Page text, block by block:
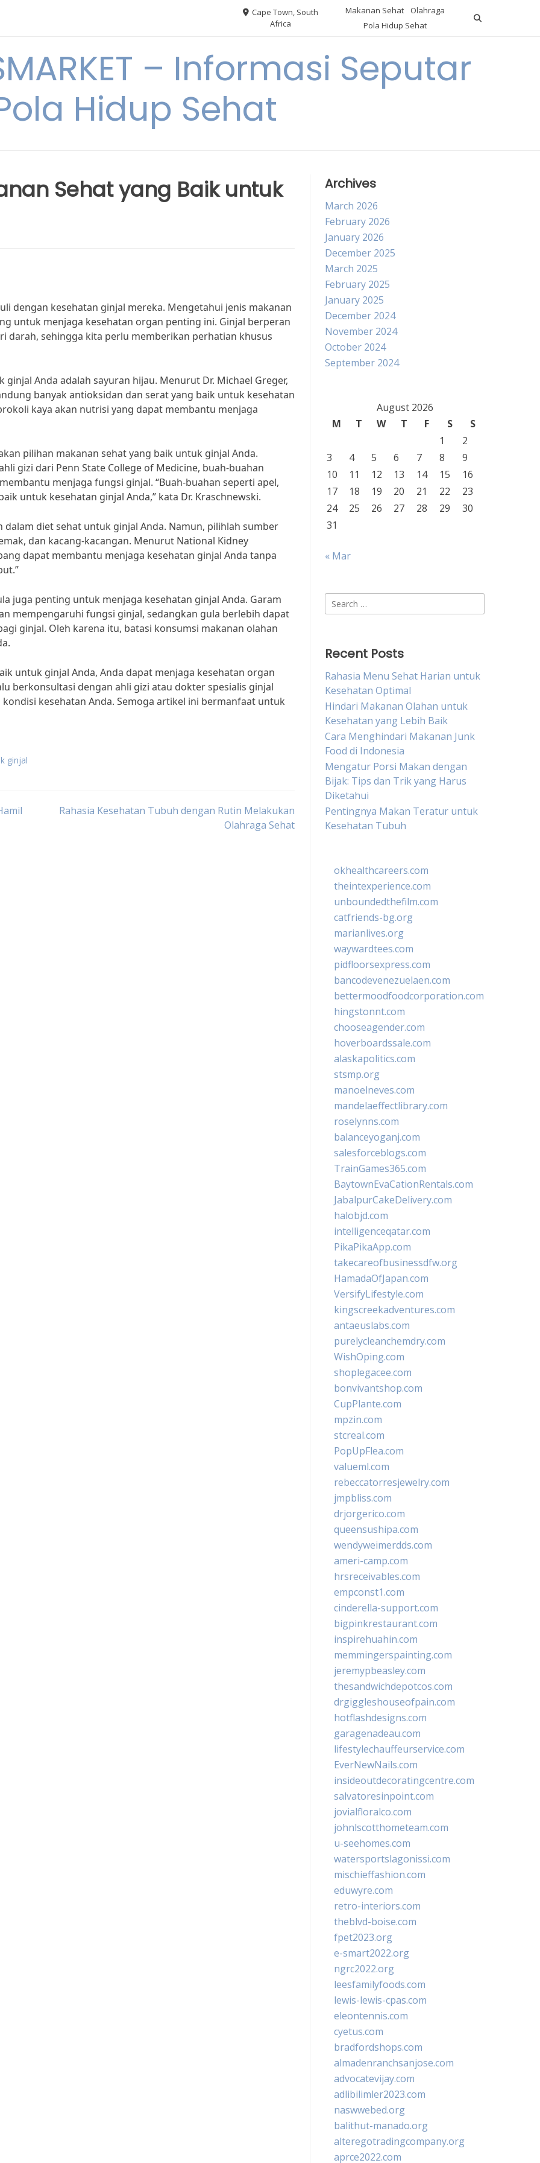
Cape Town, South
Africa
Makanan Sehat
Olahraga
Pola Hidup Sehat
– Informasi Seputar
Hidup Sehat
Sehat yang Baik untuk
dengan kesehatan ginjal mereka. Mengetahui jenis makanan
untuk menjaga kesehatan organ penting ini. Ginjal berperan
darah, sehingga kita perlu memberikan perhatian khusus
Anda adalah sayuran hijau. Menurut Dr. Michael Greger,
banyak antioksidan dan serat yang baik untuk kesehatan
kaya akan nutrisi yang dapat membantu menjaga
pilihan makanan sehat yang baik untuk ginjal Anda.
gizi dari Penn State College of Medicine, buah-buahan
menjaga fungsi ginjal. “Buah-buahan seperti apel,
untuk kesehatan ginjal Anda,” kata Dr. Kraschnewski.
diet sehat untuk ginjal Anda. Namun, pilihlah sumber
dan kacang-kacangan. Menurut National Kidney
dapat membantu menjaga kesehatan ginjal Anda tanpa
juga penting untuk menjaga kesehatan ginjal Anda. Garam
mempengaruhi fungsi ginjal, sedangkan gula berlebih dapat
ginjal. Oleh karena itu, batasi konsumsi makanan olahan
untuk ginjal Anda, Anda dapat menjaga kesehatan organ
berkonsultasi dengan ahli gizi atau dokter spesialis ginjal
kesehatan Anda. Semoga artikel ini bermanfaat untuk
ginjal
Rahasia Kesehatan Tubuh dengan Rutin Melakukan
Olahraga Sehat
Archives
March 2026
February 2026
January 2026
December 2025
March 2025
February 2025
January 2025
December 2024
November 2024
October 2024
September 2024
August 2026
M
T W T F S
S
1
2
3
4 5 6 7 8
9
10
11 12 13 14 15
16
17
18 19 20 21 22
23
24
25 26 27 28 29
30
31
« Mar
Search
for:
Recent Posts
Rahasia Menu Sehat Harian untuk
Kesehatan Optimal
Hindari Makanan Olahan untuk
Kesehatan yang Lebih Baik
Cara Menghindari Makanan Junk
Food di Indonesia
Mengatur Porsi Makan dengan
Bijak: Tips dan Trik yang Harus
Diketahui
Pentingnya Makan Teratur untuk
Kesehatan Tubuh
okhealthcareers.com
theintexperience.com
unboundedthefilm.com
catfriends-bg.org
marianlives.org
waywardtees.com
pidfloorsexpress.com
bancodevenezuelaen.com
bettermoodfoodcorporation.com
hingstonnt.com
chooseagender.com
hoverboardssale.com
alaskapolitics.com
stsmp.org
manoelneves.com
mandelaeffectlibrary.com
roselynns.com
balanceyoganj.com
salesforceblogs.com
TrainGames365.com
BaytownEvaCationRentals.com
JabalpurCakeDelivery.com
halobjd.com
intelligenceqatar.com
PikaPikaApp.com
takecareofbusinessdfw.org
HamadaOfJapan.com
VersifyLifestyle.com
kingscreekadventures.com
antaeuslabs.com
purelycleanchemdry.com
WishOping.com
shoplegacee.com
bonvivantshop.com
CupPlante.com
mpzin.com
stcreal.com
PopUpFlea.com
valueml.com
rebeccatorresjewelry.com
jmpbliss.com
drjorgerico.com
queensushipa.com
wendyweimerdds.com
ameri-camp.com
hrsreceivables.com
empconst1.com
cinderella-support.com
bigpinkrestaurant.com
inspirehuahin.com
memmingerspainting.com
jeremypbeasley.com
thesandwichdepotcos.com
drgiggleshouseofpain.com
hotflashdesigns.com
garagenadeau.com
lifestylechauffeurservice.com
EverNewNails.com
insideoutdecoratingcentre.com
salvatoresinpoint.com
jovialfloralco.com
johnlscotthometeam.com
u-seehomes.com
watersportslagonissi.com
mischieffashion.com
eduwyre.com
retro-interiors.com
theblvd-boise.com
fpet2023.org
e-smart2022.org
ngrc2022.org
leesfamilyfoods.com
lewis-lewis-cpas.com
eleontennis.com
cyetus.com
bradfordshops.com
almadenranchsanjose.com
advocatevijay.com
adlibilimler2023.com
naswwebed.org
balithut-manado.org
alteregotradingcompany.org
aprce2022.com